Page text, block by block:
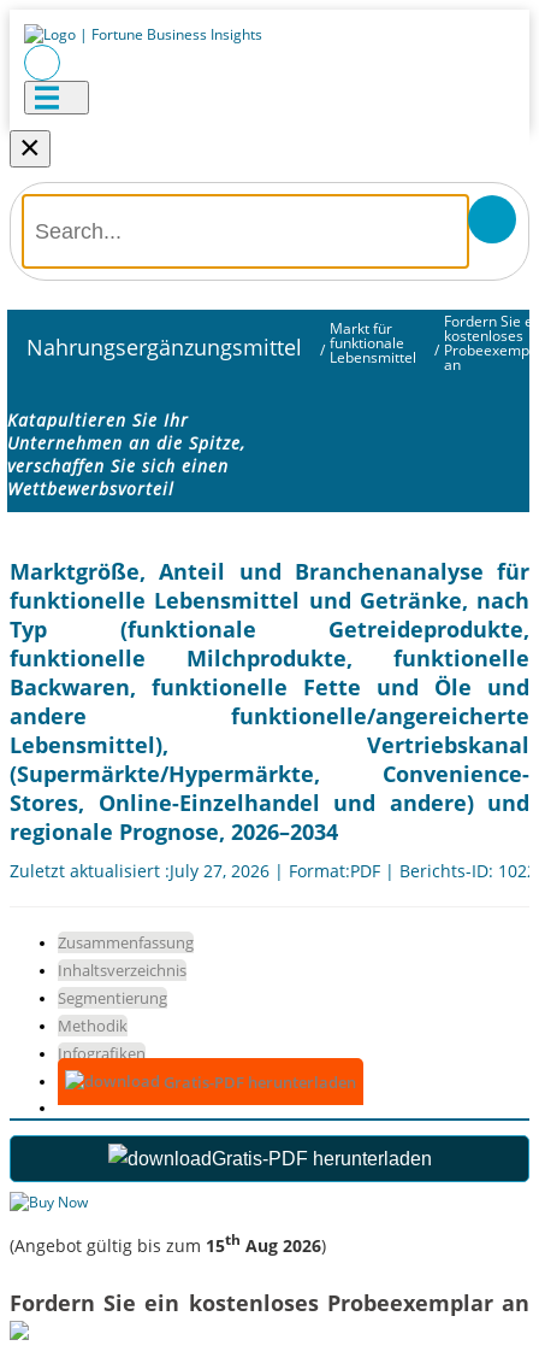
×
Nahrungsergänzungsmittel /
Markt für
funktionale
Lebensmittel /
Fordern Sie
kostenloses
an
Katapultieren Sie Ihr
Unternehmen an die Spitze,
verschaffen Sie sich einen
Wettbewerbsvorteil
Marktgröße, Anteil und Branchenanalyse für
funktionelle Lebensmittel und Getränke, nach
Typ (funktionale Getreideprodukte,
funktionelle Milchprodukte, funktionelle
Backwaren, funktionelle Fette und Öle und
andere funktionelle/angereicherte
Lebensmittel), Vertriebskanal
(Supermärkte/Hypermärkte, Convenience-
Stores, Online-Einzelhandel und andere) und
regionale Prognose, 2026–2034
Zuletzt aktualisiert :July 27, 2026 | Format:PDF | Berichts-ID:
Zusammenfassung
Inhaltsverzeichnis
Segmentierung
Methodik
Infografiken
Gratis-PDF herunterladen
Gratis-PDF herunterladen
(Angebot gültig bis zum 15th Aug 2026)
Fordern Sie ein kostenloses Probeexemplar an